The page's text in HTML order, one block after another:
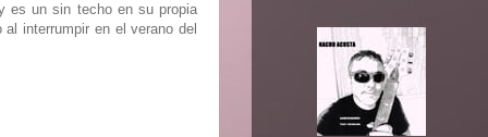
es un sin techo en su propia
interrumpir en el verano del